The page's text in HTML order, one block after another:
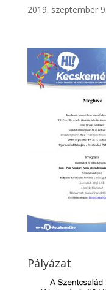
2019. szeptember 9.
Pályázat